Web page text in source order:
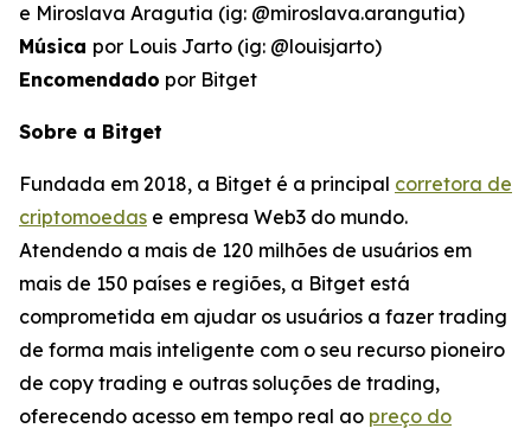
e Miroslava Aragutia (ig: @miroslava.arangutia)
Música por Louis Jarto (ig: @louisjarto)
Encomendado por Bitget
Sobre a Bitget
Fundada em 2018, a Bitget é a principal corretora de
criptomoedas e empresa Web3 do mundo.
Atendendo a mais de 120 milhões de usuários em
mais de 150 países e regiões, a Bitget está
comprometida em ajudar os usuários a fazer trading
de forma mais inteligente com o seu recurso pioneiro
de copy trading e outras soluções de trading,
oferecendo acesso em tempo real ao preço do